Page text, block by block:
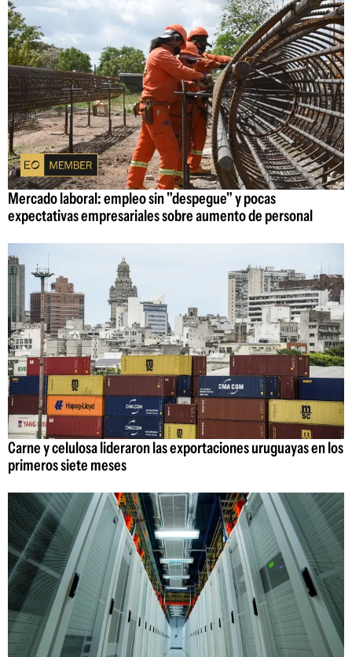
Mercado laboral: empleo sin "despegue" y pocas
expectativas empresariales sobre aumento de personal
Carne y celulosa lideraron las exportaciones uruguayas en los
primeros siete meses